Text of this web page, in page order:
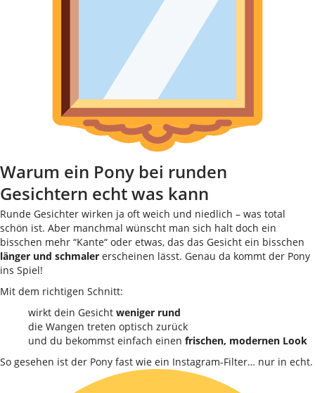
Warum ein Pony bei runden
Gesichtern echt was kann
Runde Gesichter wirken ja oft weich und niedlich – was total
schön ist. Aber manchmal wünscht man sich halt doch ein
bisschen mehr “Kante“ oder etwas, das das Gesicht ein bisschen
länger und schmaler erscheinen lässt. Genau da kommt der Pony
ins Spiel!
Mit dem richtigen Schnitt:
wirkt dein Gesicht weniger rund
die Wangen treten optisch zurück
und du bekommst einfach einen frischen, modernen Look
So gesehen ist der Pony fast wie ein Instagram-Filter… nur in echt.